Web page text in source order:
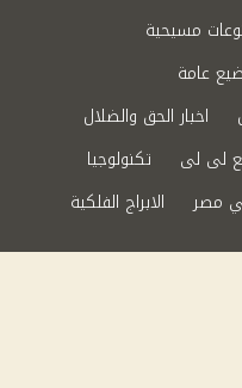
مسيحية
عامة
اخبار الحق والضلال
لى لى
تكنولوجيا
مصر
الابراج الفلكية